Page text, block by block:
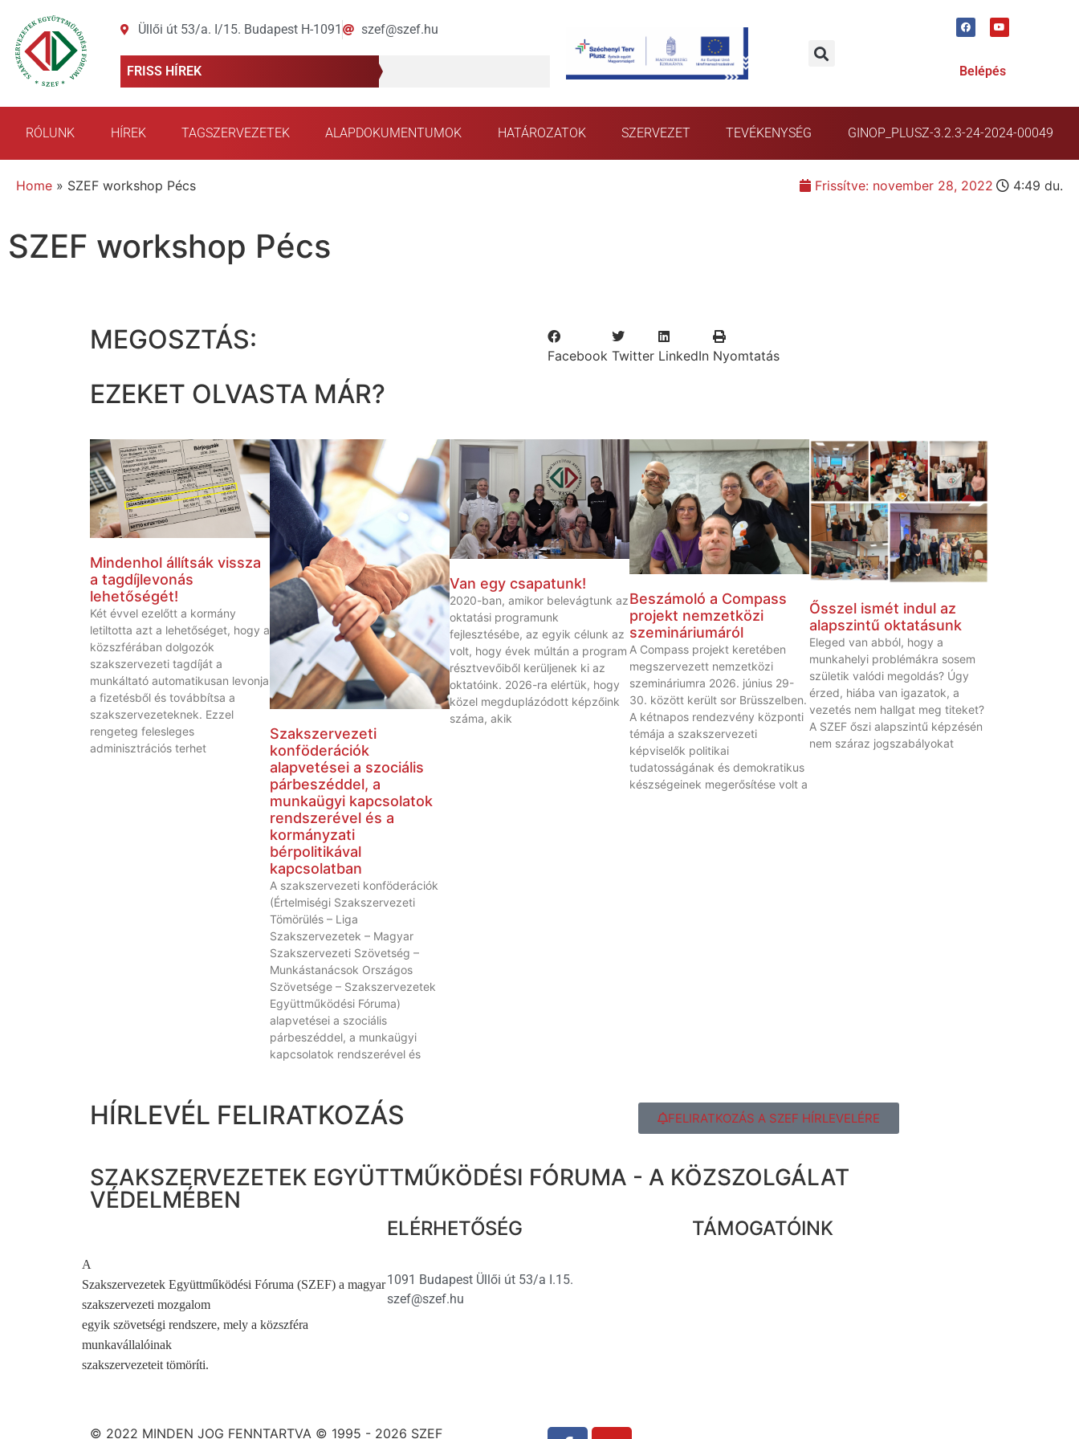
Üllői út 53/a. I/15. Budapest H-1091 szef@szef.hu
FRISS HÍREK Belépés
RÓLUNK HÍREK TAGSZERVEZETEK ALAPDOKUMENTUMOK HATÁROZATOK SZERVEZET TEVÉKENYSÉG GINOP_PLUSZ-3.2.3-24-2024-00049
Home » SZEF workshop Pécs Frissítve: november 28, 2022 4:49 du.
SZEF workshop Pécs
MEGOSZTÁS:
Facebook Twitter LinkedIn Nyomtatás
EZEKET OLVASTA MÁR?
Mindenhol állítsák vissza
a tagdíjlevonás
lehetőségét!
Két évvel ezelőtt a kormány
letiltotta azt a lehetőséget, hogy a
közszférában dolgozók
szakszervezeti tagdíját a
munkáltató automatikusan levonja
a fizetésből és továbbítsa a
szakszervezeteknek. Ezzel
rengeteg felesleges
adminisztrációs terhet
Szakszervezeti
konföderációk
alapvetései a szociális
párbeszéddel, a
munkaügyi kapcsolatok
rendszerével és a
kormányzati
bérpolitikával
kapcsolatban
A szakszervezeti konföderációk
(Értelmiségi Szakszervezeti
Tömörülés – Liga
Szakszervezetek – Magyar
Szakszervezeti Szövetség –
Munkástanácsok Országos
Szövetsége – Szakszervezetek
Együttműködési Fóruma)
alapvetései a szociális
párbeszéddel, a munkaügyi
kapcsolatok rendszerével és
Van egy csapatunk!
2020-ban, amikor belevágtunk az
oktatási programunk
fejlesztésébe, az egyik célunk az
volt, hogy évek múltán a program
résztvevőiből kerüljenek ki az
oktatóink. 2026-ra elértük, hogy
közel megduplázódott képzőink
száma, akik
Beszámoló a Compass
projekt nemzetközi
szemináriumáról
A Compass projekt keretében
megszervezett nemzetközi
szemináriumra 2026. június 29-
30. között került sor Brüsszelben.
A kétnapos rendezvény központi
témája a szakszervezeti
képviselők politikai
tudatosságának és demokratikus
készségeinek megerősítése volt a
Ősszel ismét indul az
alapszintű oktatásunk
Eleged van abból, hogy a
munkahelyi problémákra sosem
születik valódi megoldás? Úgy
érzed, hiába van igazatok, a
vezetés nem hallgat meg titeket?
A SZEF őszi alapszintű képzésén
nem száraz jogszabályokat
HÍRLEVÉL FELIRATKOZÁS FELIRATKOZÁS A SZEF HÍRLEVELÉRE
SZAKSZERVEZETEK EGYÜTTMŰKÖDÉSI FÓRUMA - A KÖZSZOLGÁLAT
VÉDELMÉBEN
A
Szakszervezetek Együttműködési Fóruma (SZEF) a magyar
szakszervezeti mozgalom
egyik szövetségi rendszere, mely a közszféra
munkavállalóinak
szakszervezeteit tömöríti.
ELÉRHETŐSÉG
1091 Budapest Üllői út 53/a I.15.
szef@szef.hu
TÁMOGATÓINK
© 2022 MINDEN JOG FENNTARTVA © 1995 - 2026 SZEF